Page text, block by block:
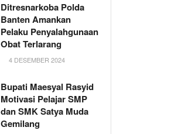
Ditresnarkoba Polda
Banten Amankan
Pelaku Penyalahgunaan
Obat Terlarang
4 DESEMBER 2024
Bupati Maesyal Rasyid
Motivasi Pelajar SMP
dan SMK Satya Muda
Gemilang